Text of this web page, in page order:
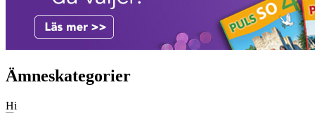
Ämneskategorier
Hi